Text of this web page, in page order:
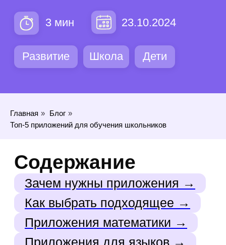
Главная » Блог »
Топ-5 приложений для обучения школьников
Содержание
Зачем нужны приложения →
Приложения математики →
Приложения для языков →
логики
Органайзеры
и планировщики
для чтения и
развития кругозора
→
Энциклопедии
и справочники →
Приложения для
творческого развития
→